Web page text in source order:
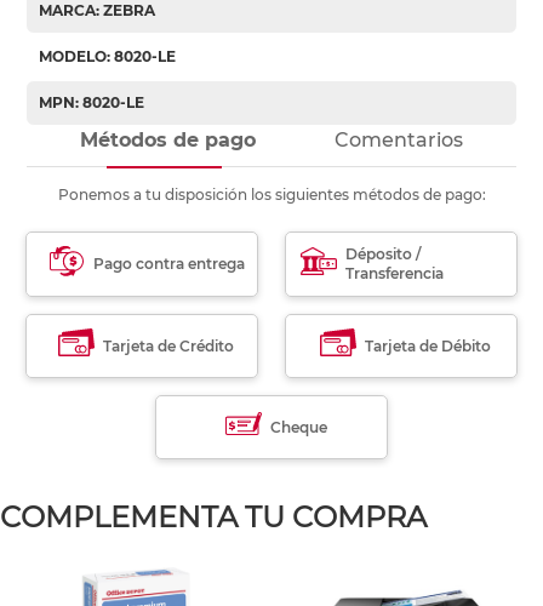
MARCA: ZEBRA
MODELO: 8020-LE
MPN: 8020-LE
Métodos de pago Comentarios
Ponemos a tu disposición los siguientes métodos de pago:
Pago contra entrega
Déposito /
Transferencia
Tarjeta de Crédito Tarjeta de Débito
Cheque
COMPLEMENTA TU COMPRA